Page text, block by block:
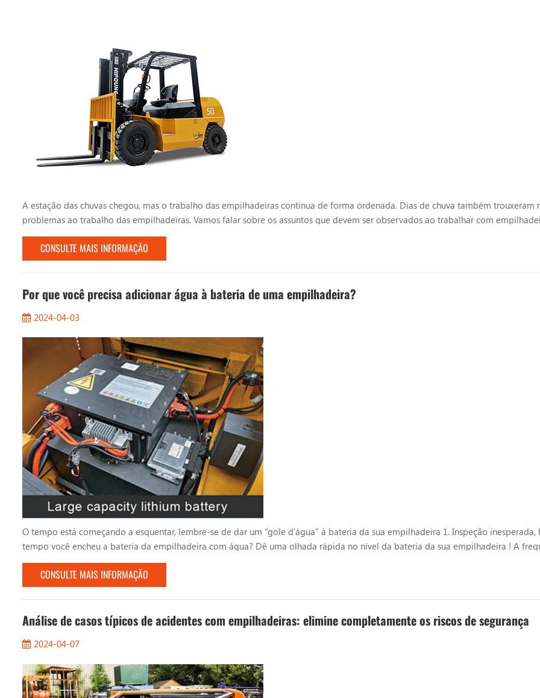
A estação das chuvas chegou, mas o trabalho das empilhadeiras continua de forma ordenada. Dias de chuva também trouxeram
problemas ao trabalho das empilhadeiras. Vamos falar sobre os assuntos que devem ser observados ao trabalhar com
dias de chuva. 1. Observe as condições da estrada Ao trabalhar em dias de chuva, deve-se prestar atenção às condições da
estrada...
CONSULTE MAIS INFORMAÇÃO
Por que você precisa adicionar água à bateria de uma empilhadeira?
2024-04-03
O tempo está começando a esquentar, lembre-se de dar um “gole d’água” à bateria da sua empilhadeira 1. Inspeção inesperada,
tempo você encheu a bateria da empilhadeira com água? Dê uma olhada rápida no nível da bateria da sua empilhadeira ! A
adição de água à bateria da empilhadeira depende principalmente da frequência de uso da bateria, do ambiente de
tem...CONSULTE MAIS INFORMAÇÃO
Análise de casos típicos de acidentes com empilhadeiras: elimine completamente os riscos de segurança
2024-04-07